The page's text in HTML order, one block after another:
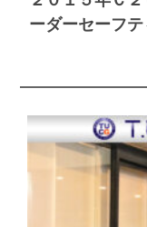
ーダーセーフ